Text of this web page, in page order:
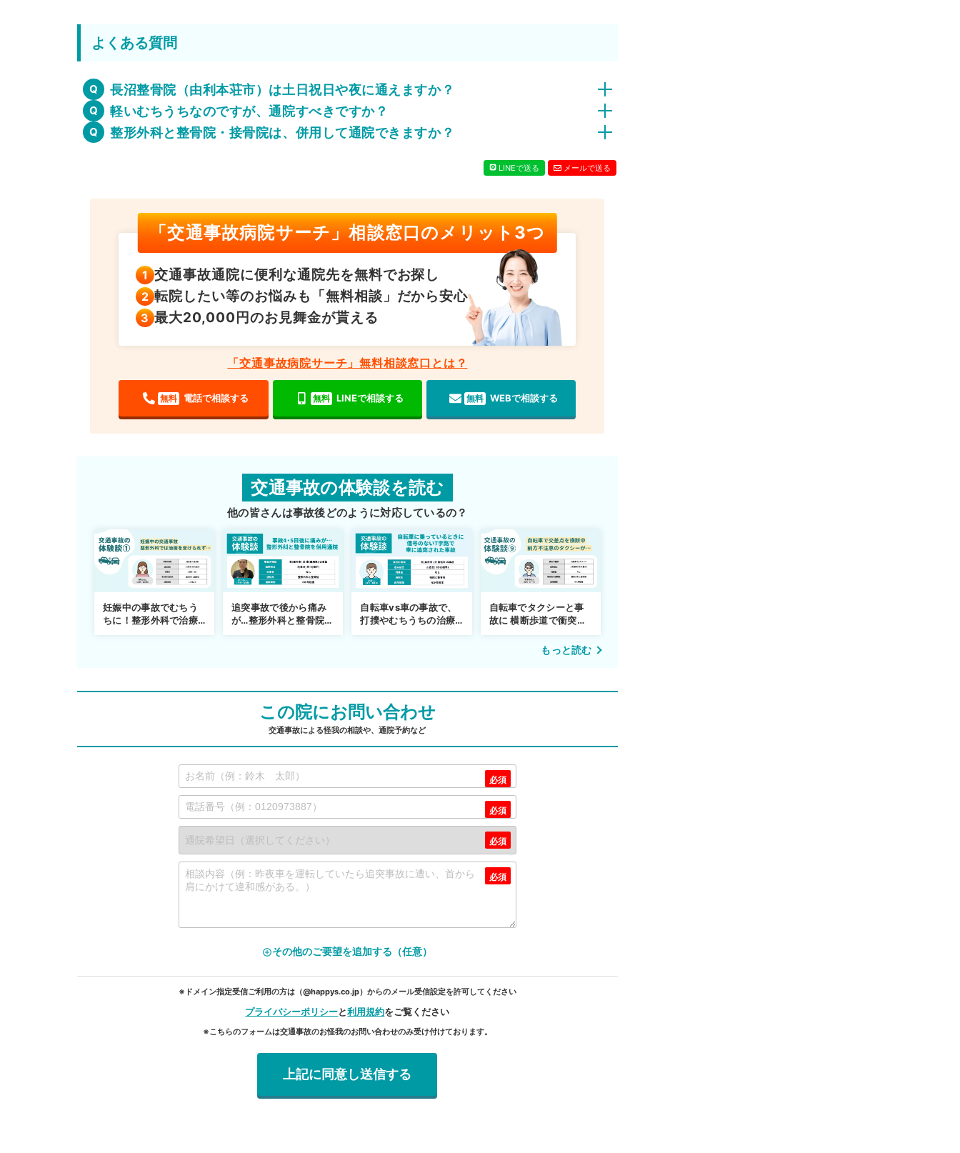
よくある質問
長沼整骨院（由利本荘市）は土日祝日や夜に通えますか？
軽いむちうちなのですが、通院すべきですか？
整形外科と整骨院・接骨院は、併用して通院できますか？
LINEで送る メールで送る
「交通事故病院サーチ」相談窓口のメリット3つ
交通事故通院に便利な通院先を無料でお探し
転院したい等のお悩みも
「無料相談」だから安心
最大20,000円のお見舞金が貰える
「交通事故病院サーチ」無料相談窓口とは？
無料 電話で相談する 無料 LINEで相談する 無料 WEBで相談する
交通事故の体験談を読む
他の皆さんは事故後どのように対応しているの？
妊娠中の事故でむちう
ちに！整形外科で治療
できず
追突事故で後から痛み
が…整形外科と整骨院の
併用通院〜示談まで
自転車vs車の事故で、
打撲やむちうちの治療
を進めるまで
自転車でタクシーと事
故に 横断歩道で衝突さ
れ…
もっと読む
この院にお問い合わせ
交通事故による怪我の相談や、通院予約など
add_circle_outlineその他のご要望を追加する（任意）
※ドメイン指定受信ご利用の方は（@happys.co.jp）からのメール受信設定を許可してください
プライバシーポリシーと利用規約をご覧ください
※こちらのフォームは交通事故のお怪我のお問い合わせのみ受け付けております。